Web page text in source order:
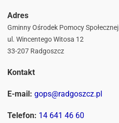
Adres
Gminny Ośrodek Pomocy Społecznej
ul. Wincentego Witosa 12
33-207 Radgoszcz
Kontakt
E-mail: gops@radgoszcz.pl
Telefon: 14 641 46 60